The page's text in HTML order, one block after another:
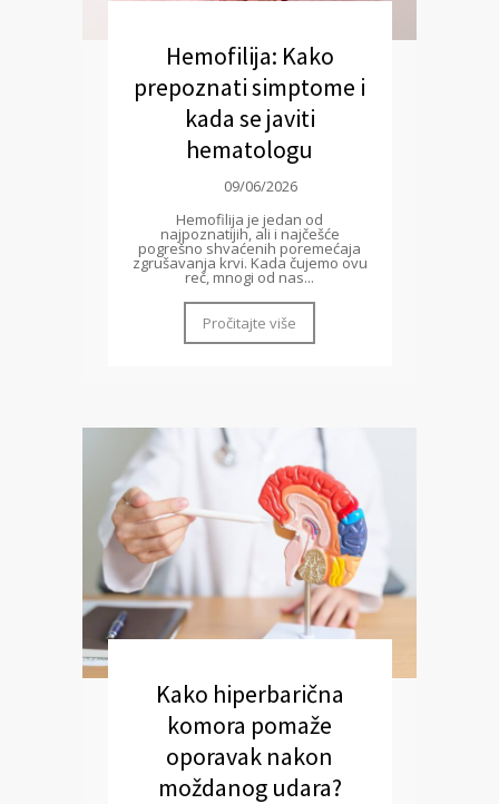
Hemofilija: Kako
prepoznati simptome i
kada se javiti
hematologu
09/06/2026
Hemofilija je jedan od
najpoznatijih, ali i najčešće
pogrešno shvaćenih poremećaja
zgrušavanja krvi. Kada čujemo ovu
reč, mnogi od nas...
Pročitajte više
Kako hiperbarična
komora pomaže
oporavak nakon
moždanog udara?